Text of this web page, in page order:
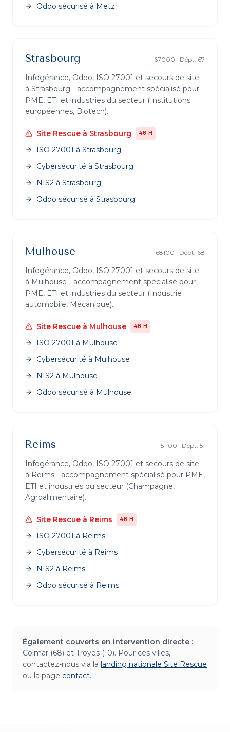
Odoo sécurisé à Metz
Strasbourg 67000 · Dépt. 67
Infogérance, Odoo, ISO 27001 et secours de site
à Strasbourg - accompagnement spécialisé pour
PME, ETI et industries du secteur (Institutions
européennes, Biotech).
Site Rescue à Strasbourg 48 H
ISO 27001 à Strasbourg
Cybersécurité à Strasbourg
NIS2 à Strasbourg
Odoo sécurisé à Strasbourg
Mulhouse 68100 · Dépt. 68
Infogérance, Odoo, ISO 27001 et secours de site
à Mulhouse - accompagnement spécialisé pour
PME, ETI et industries du secteur (Industrie
automobile, Mécanique).
Site Rescue à Mulhouse 48 H
ISO 27001 à Mulhouse
Cybersécurité à Mulhouse
NIS2 à Mulhouse
Odoo sécurisé à Mulhouse
Reims 51100 · Dépt. 51
Infogérance, Odoo, ISO 27001 et secours de site
à Reims - accompagnement spécialisé pour PME,
ETI et industries du secteur (Champagne,
Agroalimentaire).
Site Rescue à Reims 48 H
ISO 27001 à Reims
Cybersécurité à Reims
NIS2 à Reims
Odoo sécurisé à Reims
Également couverts en intervention directe :
Colmar (68) et Troyes (10). Pour ces villes,
contactez-nous via la landing nationale Site Rescue
ou la page contact.